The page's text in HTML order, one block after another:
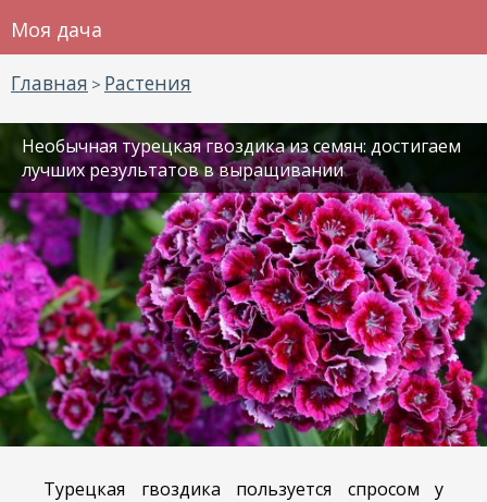
Моя дача
Главная > Растения
Необычная турецкая гвоздика из семян: достигаем
лучших результатов в выращивании
Турецкая гвоздика пользуется спросом у